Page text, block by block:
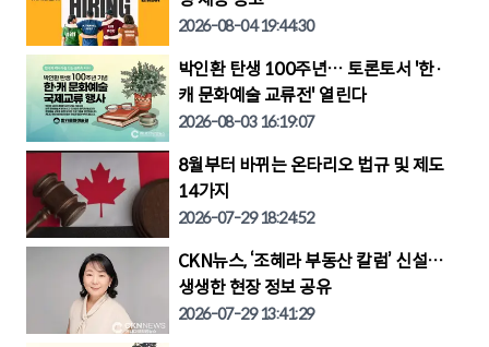
2026-08-04 19:44:30
박인환 탄생 100주년… 토론토서 '한·
캐 문화예술 교류전' 열린다
2026-08-03 16:19:07
8월부터 바뀌는 온타리오 법규 및 제도
14가지
2026-07-29 18:24:52
CKN뉴스, ‘조혜라 부동산 칼럼’ 신설…
생생한 현장 정보 공유
2026-07-29 13:41:29